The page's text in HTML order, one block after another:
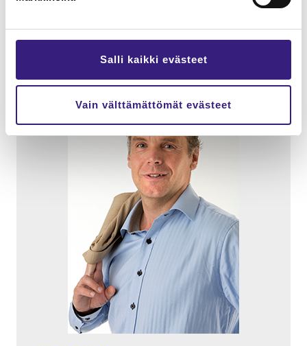
Salli kaikki evästeet
Vain välttämättömät evästeet
Kou­lut­ta­jat: